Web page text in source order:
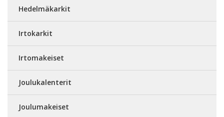
Hedelmäkarkit
Irtokarkit
Irtomakeiset
Joulukalenterit
Joulumakeiset